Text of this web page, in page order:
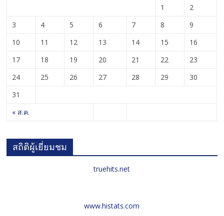
« ส.ค.
1
2
3
4 5 6 7 8
9
10
11 12 13 14 15
16
17
18 19 20 21 22
23
24
25 26 27 28 29
30
31
สถิติผู้เยี่ยมชม
truehits.net
www.histats.com